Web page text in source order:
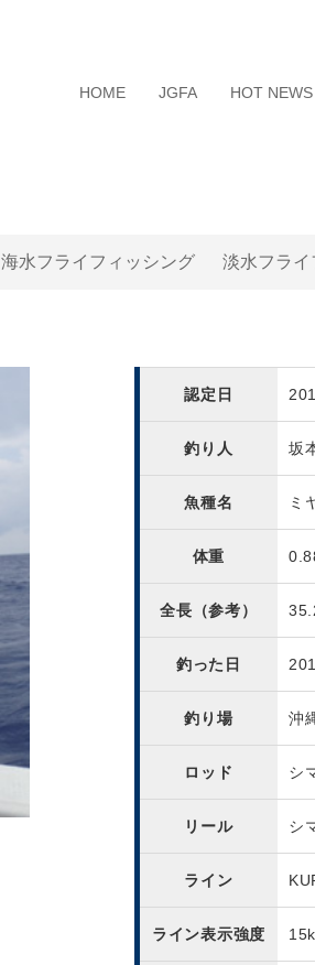
HOME JGFA HOT NEWS
海水フライフィッシング 淡水フラ
認定日
釣り人 坂
魚種名 ミ
体重
全長（参考）
釣った日
釣り場 沖
ロッド シ
リール シ
ライン
ライン表示強度